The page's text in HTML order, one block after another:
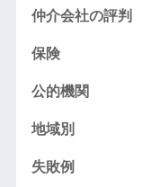
仲介会社の評判
保険
公的機関
地域別
失敗例